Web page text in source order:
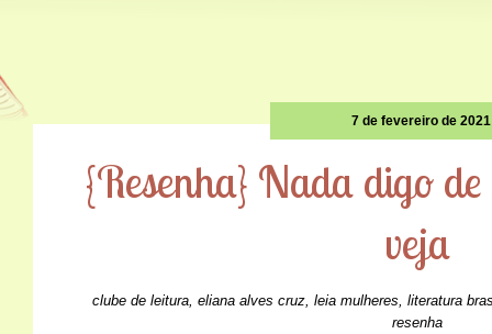
7 de fevereiro de 2021
{Resenha} Nada digo
veja
clube de leitura, eliana alves cruz, leia mulheres, literatura
resenha